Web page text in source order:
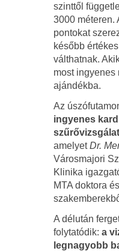
szinttől
3000 méteren.
pontokat
később
válthatnak.
most ingyenes
ajándékba.
Az
ingyenes
amelyetDr.
Városmajori
Klinika
MTA doktora
A délután
folytatódik: a
legnagyobb